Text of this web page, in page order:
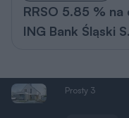
RRSO 5.85 %
ING Bank Śląski
Prosty 3